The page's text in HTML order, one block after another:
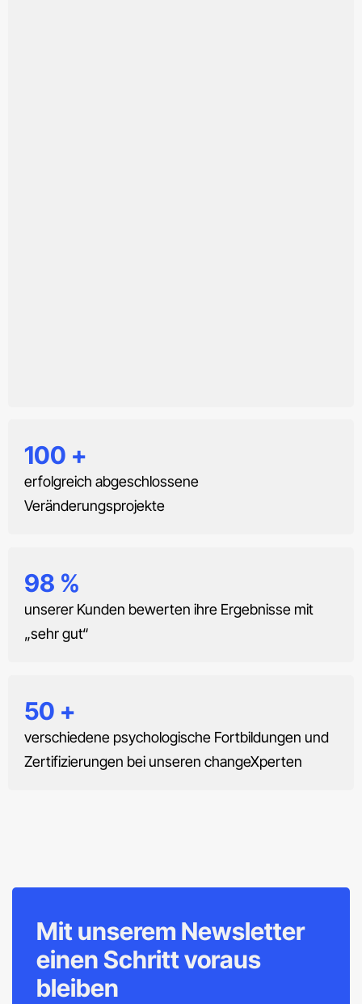
100 +
erfolgreich abgeschlossene
Veränderungsprojekte
98 %
unserer Kunden bewerten ihre Ergebnisse mit
„sehr gut“
50 +
verschiedene psychologische Fortbildungen und
Zertifizierungen bei unseren changeXperten
Mit unserem Newsletter
einen Schritt voraus
bleiben